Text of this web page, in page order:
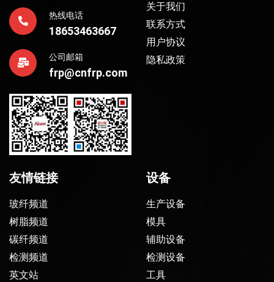
热线电话
18653463667
公司邮箱
frp@cnfrp.com
关于我们
联系方式
用户协议
隐私政策
友情链接
玻纤频道
树脂频道
碳纤频道
检测频道
英文站
设备
生产设备
模具
辅助设备
检测设备
工具